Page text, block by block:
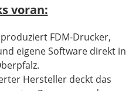
voran:
FDM-Drucker,
eigene Software direkt in
Hersteller deckt das